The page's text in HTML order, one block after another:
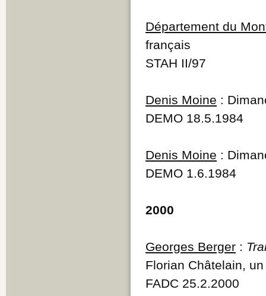
Département du
français
STAH II/97
Denis Moine :
DEMO 18.5.1984
Denis Moine :
DEMO 1.6.1984
2000
Georges Berger :
Florian Châtelain,
FADC 25.2.2000